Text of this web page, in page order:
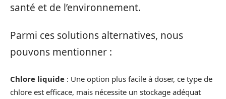
santé et de l’environnement.
Parmi ces solutions alternatives, nous
pouvons mentionner :
Chlore liquide : Une option plus facile à doser, ce type de
chlore est efficace, mais nécessite un stockage adéquat